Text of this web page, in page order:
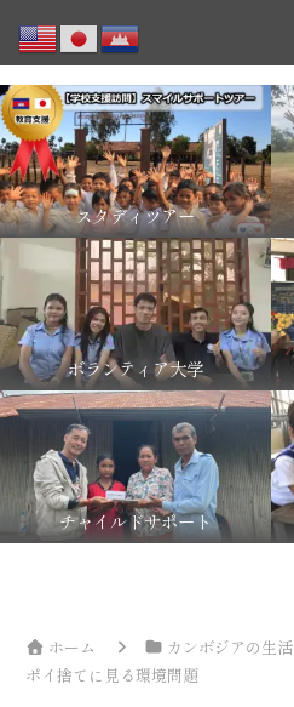
スタディツアー
ボランティア大学
チャイルドサポート
ホーム カンボジアの生活
ポイ捨てに見る環境問題